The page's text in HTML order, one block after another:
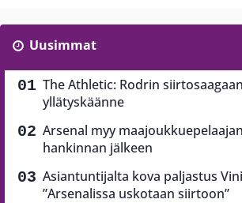
Uusimmat
The Athletic: Rodrin
yllätyskäänne
Arsenal myy
hankinnan jälkeen
Asiantuntijalta kova paljastus
”Arsenalissa uskotaan siirtoon”